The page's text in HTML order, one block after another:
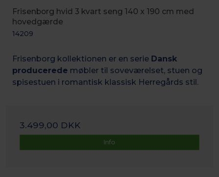
Frisenborg hvid 3 kvart seng 140 x 190 cm med
hovedgærde
14209
Frisenborg kollektionen er en serie Dansk
producerede møbler til soveværelset, stuen og
spisestuen i romantisk klassisk Herregårds stil.
3.499,00 DKK
Info